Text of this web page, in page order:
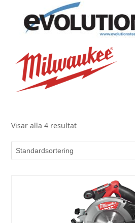
Visar alla 4 resultat